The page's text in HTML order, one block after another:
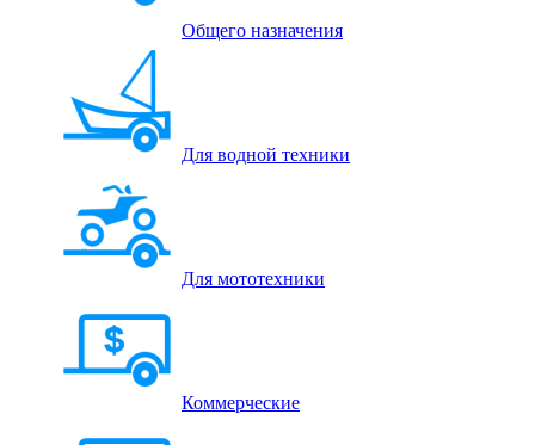
Общего назначения
Для водной техники
Для мототехники
Коммерческие